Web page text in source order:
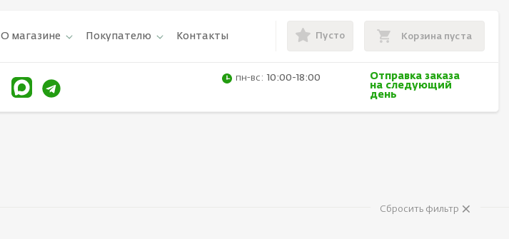
О магазине Покупателю Контакты Пусто Корзина пуста
пн-вс: 10:00-18:00
Отправка заказа
на следующий
день
Сбросить фильтр ×